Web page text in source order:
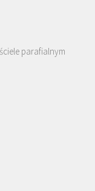
parafialnym